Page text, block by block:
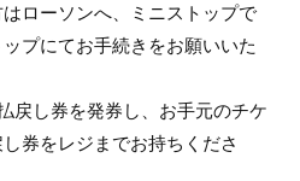
ローソンへ、ミニストップで
プにてお手続きをお願いいた
戻し券を発券し、お手元のチケ
券をレジまでお持ちくださ